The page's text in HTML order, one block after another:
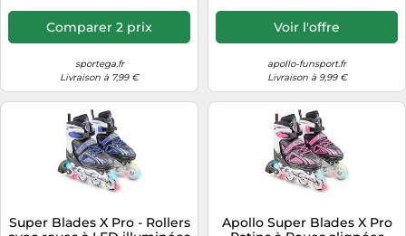
Comparer 2 prix
sportega.fr
Livraison à 7,99 €
Voir l'offre
apollo-funsport.fr
Livraison à 9,99 €
Super Blades X Pro - Rollers
Apollo Super Blades X Pro